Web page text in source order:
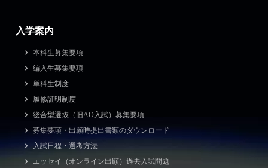
入学案内
本科生募集要項
編入生募集要項
単科生制度
履修証明制度
総合型選抜（旧AO入試）募集要項
募集要項・出願時提出書類のダウンロード
入試日程・選考方法
エッセイ（オンライン出願）過去入試問題